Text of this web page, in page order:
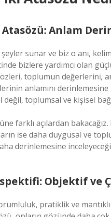
Anlam
sunar ve biz o anı,
bizlere yardımcı olan
toplumun değerlerini,
anlamını
değil, toplumsal ve kişisel
farklı açılardan
ise daha duygusal ve
derinlemesine
Objektif ve
pratiklik ve